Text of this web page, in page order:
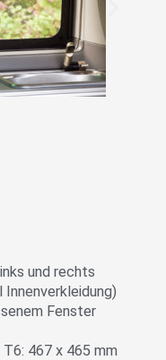
und rechts
Innenverkleidung)
Fenster
467 x 465 mm